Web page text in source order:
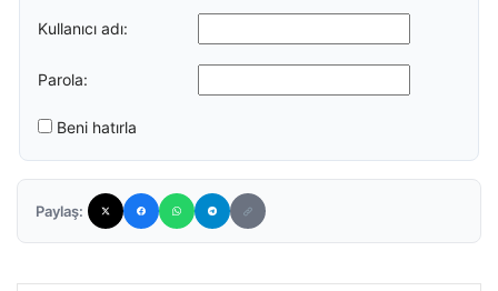
Kullanıcı adı:
Parola:
Beni hatırla
Paylaş: